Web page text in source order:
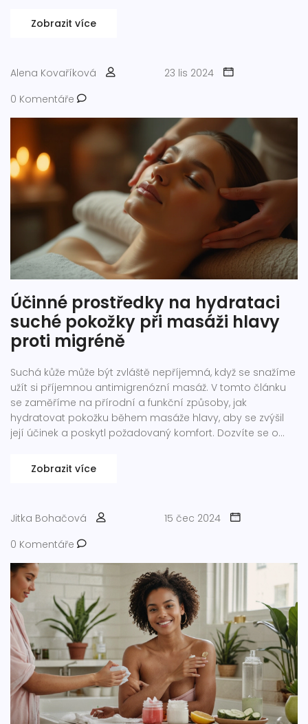
Zobrazit více
Alena Kovaříková
23 lis 2024
0 Komentáře
Účinné prostředky na hydrataci
suché pokožky při masáži hlavy
proti migréně
Suchá kůže může být zvláště nepříjemná, když se snažíme
užít si příjemnou antimigrenózní masáž. V tomto článku
se zaměříme na přírodní a funkční způsoby, jak
hydratovat pokožku během masáže hlavy, aby se zvýšil
její účinek a poskytl požadovaný komfort. Dozvíte se o
nejen zklidní suchost, ale také podpoří relaxaci. Také se
dosažení optimální péče o pokožku.
Zobrazit více
Jitka Bohačová
15 čec 2024
0 Komentáře